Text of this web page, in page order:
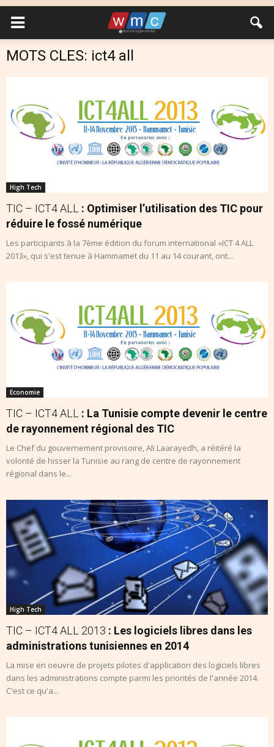
MOTS CLES: ict4 all
High Tech
TIC – ICT4 ALL : Optimiser l’utilisation des TIC pour
réduire le fossé numérique
Les participants à la 7ème édition du forum international «ICT 4 ALL
2013», qui s'est tenue à Hammamet du 11 au 14 courant, ont...
Economie
TIC – ICT4 ALL : La Tunisie compte devenir le centre
de rayonnement régional des TIC
Le Chef du gouvernement provisoire, Ali Laarayedh, a réitéré la
volonté de hisser la Tunisie au rang de centre de rayonnement
régional dans le...
High Tech
TIC – ICT4 ALL 2013 : Les logiciels libres dans les
administrations tunisiennes en 2014
La mise en oeuvre de projets pilotes d'application des logiciels libres
dans les administrations compte parmi les priorités de l'année 2014.
C'est ce qu'a...